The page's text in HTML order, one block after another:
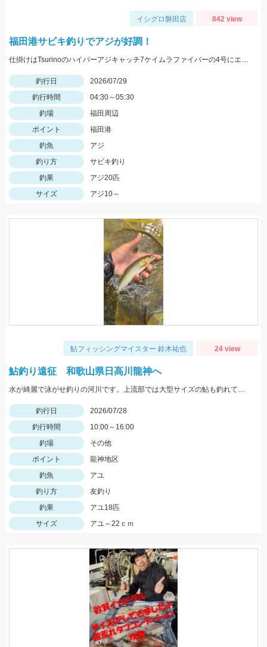
イシグロ磐田店 842 view
福田港サビキ釣りでアジが好調！
仕掛けはTsurinoのハイパーアジキャッチ7ケイムラファイバーの4号にエサはアミエビを針に付けて釣りました。アジ狙いなら早朝がおススメです。
釣行日
2026/07/29
釣行時間
04:30～05:30
釣場
福田周辺
ポイント
福田港
釣魚
アジ
釣り方
サビキ釣り
釣果
アジ20匹
サイズ
アジ10～
鮎フィッシングマイスター 鈴木祐也 24 view
鮎釣り遠征 和歌山県日高川龍神へ
水が綺麗で泳がせ釣りの河川です。上流部では大型サイズの鮎も釣れて楽しめているそうです。
釣行日
2026/07/28
釣行時間
10:00～16:00
釣場
その他
ポイント
龍神地区
釣魚
アユ
釣り方
友釣り
釣果
アユ18匹
サイズ
アユ～22ｃｍ